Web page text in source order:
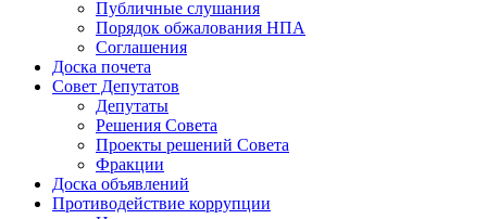
Публичные слушания
Порядок обжалования НПА
Соглашения
Доска почета
Совет Депутатов
Депутаты
Решения Совета
Проекты решений Совета
Фракции
Доска объявлений
Противодействие коррупции